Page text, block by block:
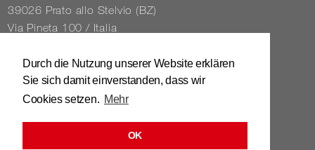
Durch die Nutzung unserer Website erklären
Sie sich damit einverstanden, dass wir
Cookies setzen. Mehr
OK
39026 Prato allo Stelvio (BZ)
Via Pineta 100 / Italia
Tel. 0039 / 0473 / 61 62 43
info@​stuhl.​it